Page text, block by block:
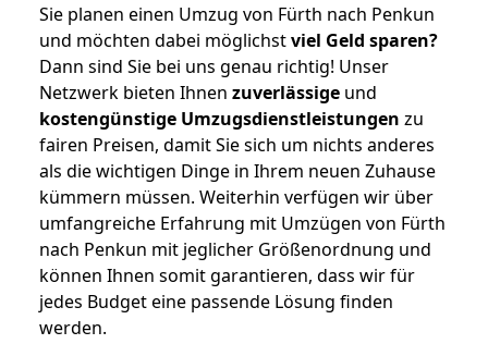
Sie planen einen Umzug von Fürth nach Penkun
und möchten dabei möglichstviel Geld sparen?
Dann sind Sie bei uns genau richtig! Unser
Netzwerk bieten Ihnen zuverlässige und
kostengünstige Umzugsdienstleistungen zu
fairen Preisen, damit Sie sich um nichts anderes
als die wichtigen Dinge in Ihrem neuen Zuhause
kümmern müssen. Weiterhin verfügen wir über
umfangreiche Erfahrung mit Umzügen von Fürth
nach Penkun mit jeglicher Größenordnung und
können Ihnen somit garantieren, dass wir für
jedes Budget eine passende Lösung finden
werden.